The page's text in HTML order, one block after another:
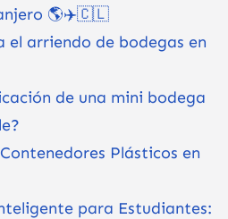
🌎✈️🇨🇱
el arriendo de bodegas en
de una mini bodega
Plásticos en
para Estudiantes: